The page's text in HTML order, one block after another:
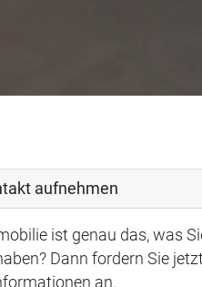
aufnehmen
ist genau das, was
Dann fordern Sie jetzt
an.